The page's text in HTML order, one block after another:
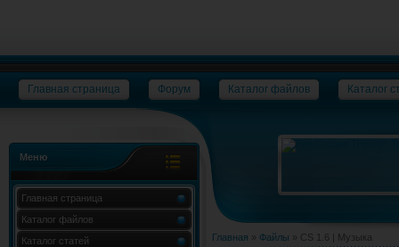
Главная страница Форум Каталог файлов Каталог
Меню
Главная страница
Каталог файлов
Каталог статей
Главная » Файлы » CS 1.6 | Музыка